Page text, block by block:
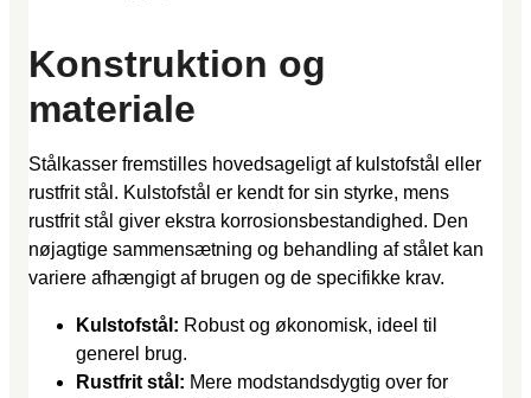
Konstruktion og
materiale
Stålkasser fremstilles hovedsageligt af kulstofstål eller
rustfrit stål. Kulstofstål er kendt for sin styrke, mens
rustfrit stål giver ekstra korrosionsbestandighed. Den
nøjagtige sammensætning og behandling af stålet kan
variere afhængigt af brugen og de specifikke krav.
Kulstofstål: Robust og økonomisk, ideel til
generel brug.
Rustfrit stål: Mere modstandsdygtig over for